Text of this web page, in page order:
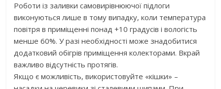
Роботи із заливки самовирівнюючої підлоги
виконуються лише в тому випадку, коли температура
повітря в приміщенні понад +10 градусів і вологість
менше 60%. У разі необхідності може знадобитися
додатковий обігрів приміщення колекторами. Вкрай
важливо відсутність протягів.
Якщо є можливість, використовуйте «кішки» –